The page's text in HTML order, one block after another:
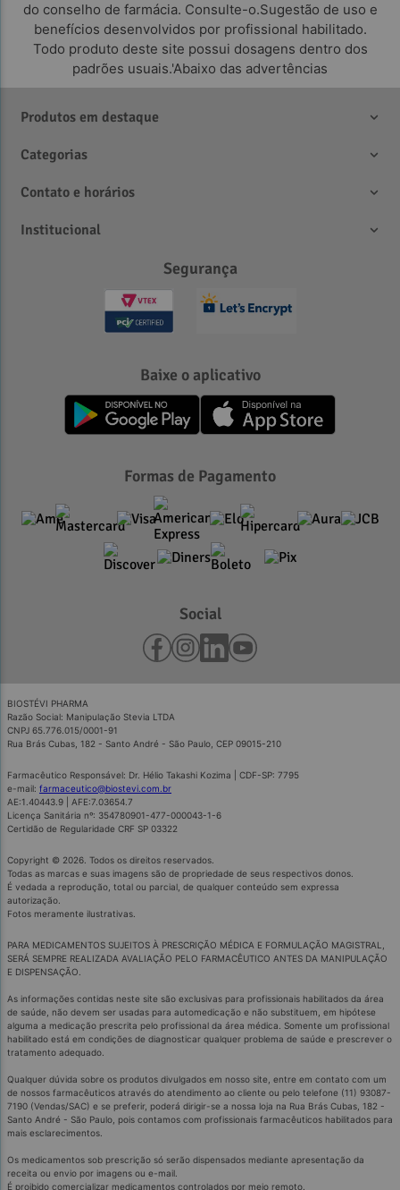
do conselho de farmácia. Consulte-o.Sugestão de uso e
benefícios desenvolvidos por profissional habilitado.
Todo produto deste site possui dosagens dentro dos
padrões usuais.'Abaixo das advertências
Produtos em destaque
Categorias
Contato e horários
Institucional
Segurança
Baixe o aplicativo
Formas de Pagamento
Social
BIOSTÉVI PHARMA
Razão Social: Manipulação Stevia LTDA
CNPJ 65.776.015/0001-91
Rua Brás Cubas, 182 - Santo André - São Paulo, CEP 09015-210
Farmacêutico Responsável: Dr. Hélio Takashi Kozima | CDF-SP: 7795
e-mail: farmaceutico@biostevi.com.br
AE:1.40443.9 | AFE:7.03654.7
Licença Sanitária nº: 354780901-477-000043-1-6
Certidão de Regularidade CRF SP 03322
Copyright © 2026. Todos os direitos reservados.
Todas as marcas e suas imagens são de propriedade de seus respectivos donos.
É vedada a reprodução, total ou parcial, de qualquer conteúdo sem expressa
autorização.
Fotos meramente ilustrativas.
PARA MEDICAMENTOS SUJEITOS À PRESCRIÇÃO MÉDICA E FORMULAÇÃO MAGISTRAL,
SERÁ SEMPRE REALIZADA AVALIAÇÃO PELO FARMACÊUTICO ANTES DA MANIPULAÇÃO
E DISPENSAÇÃO.
As informações contidas neste site são exclusivas para profissionais habilitados da área
de saúde, não devem ser usadas para automedicação e não substituem, em hipótese
alguma a medicação prescrita pelo profissional da área médica. Somente um profissional
habilitado está em condições de diagnosticar qualquer problema de saúde e prescrever o
tratamento adequado.
Qualquer dúvida sobre os produtos divulgados em nosso site, entre em contato com um
de nossos farmacêuticos através do atendimento ao cliente ou pelo telefone (11) 93087-
7190 (Vendas/SAC) e se preferir, poderá dirigir-se a nossa loja na Rua Brás Cubas, 182 -
Santo André - São Paulo, pois contamos com profissionais farmacêuticos habilitados para
mais esclarecimentos.
Os medicamentos sob prescrição só serão dispensados mediante apresentação da
receita ou envio por imagens ou e-mail.
É proibido comercializar medicamentos controlados por meio remoto.